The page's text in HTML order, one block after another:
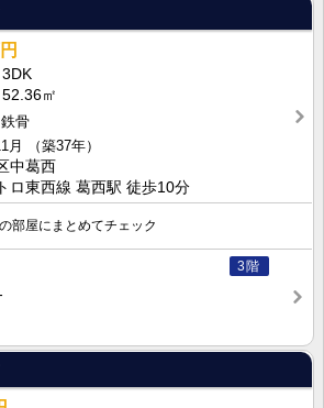
3DK
52.36㎡
鉄骨
月
（築37年）
中葛西
ロ東西線 葛西駅 徒歩10分
部屋にまとめてチェック
3階